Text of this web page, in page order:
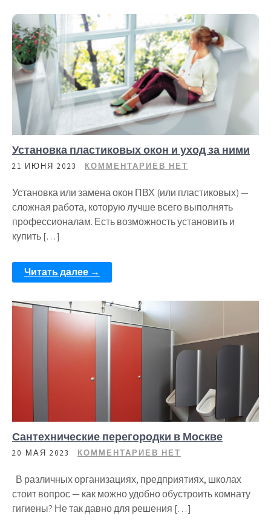
Установка пластиковых окон и уход за ними
21 ИЮНЯ 2023 КОММЕНТАРИЕВ НЕТ
Установка или замена окон ПВХ (или пластиковых) —
сложная работа, которую лучше всего выполнять
профессионалам. Есть возможность установить и
купить […]
Читать далее →
Сантехнические перегородки в Москве
20 МАЯ 2023 КОММЕНТАРИЕВ НЕТ
В различных организациях, предприятиях, школах
стоит вопрос — как можно удобно обустроить комнату
гигиены? Не так давно для решения […]